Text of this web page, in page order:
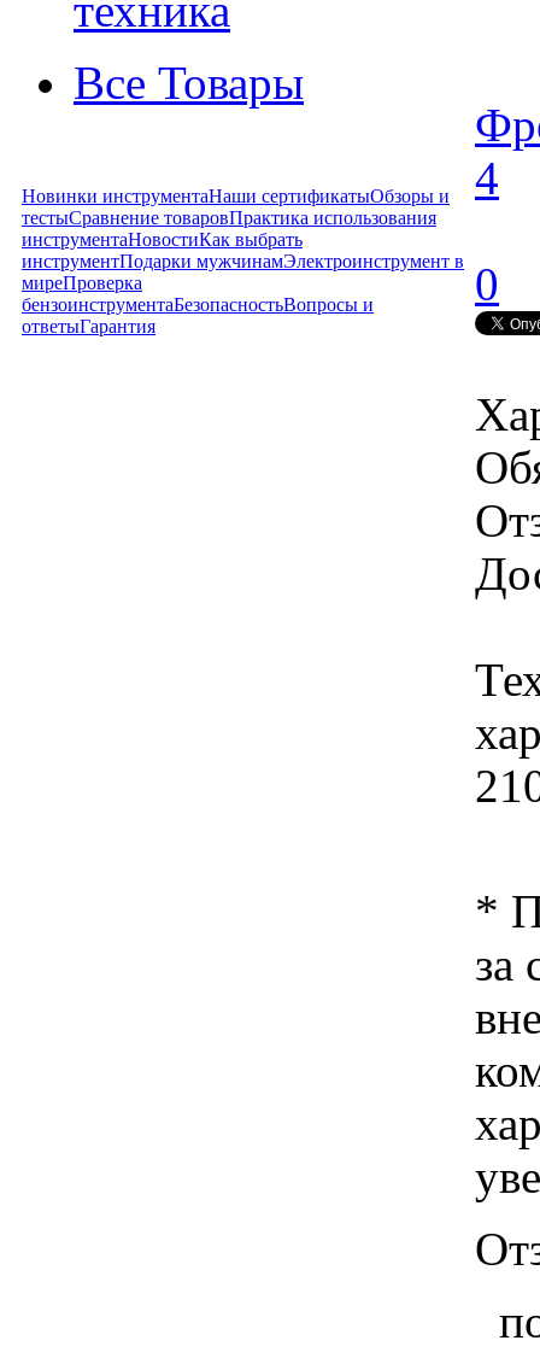
техника
Все Товары
Новинки инструментаНаши сертификатыОбзоры и
тестыСравнение товаровПрактика использования
инструментаНовостиКак выбрать
инструментПодарки мужчинамЭлектроинструмент в
миреПроверка
бензоинструментаБезопасностьВопросы и
ответыГарантия
4
0
*
за